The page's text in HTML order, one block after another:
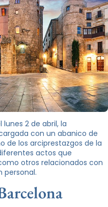
2 de abril, la
con un abanico de
de los arciprestazgos de la
actos que
otros relacionados con
personal.